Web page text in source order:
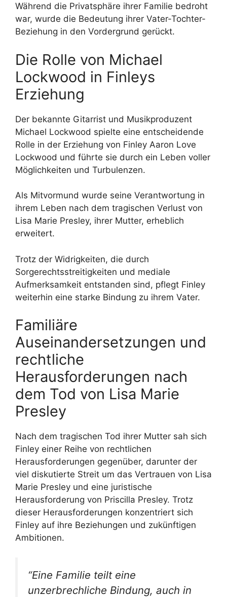
Während die Privatsphäre ihrer Familie bedroht
war, wurde die Bedeutung ihrer Vater-Tochter-
Beziehung in den Vordergrund gerückt.
Die Rolle von Michael
Lockwood in Finleys
Erziehung
Der bekannte Gitarrist und Musikproduzent
Michael Lockwood spielte eine entscheidende
Rolle in der Erziehung von Finley Aaron Love
Lockwood und führte sie durch ein Leben voller
Möglichkeiten und Turbulenzen.
Als Mitvormund wurde seine Verantwortung in
ihrem Leben nach dem tragischen Verlust von
Lisa Marie Presley, ihrer Mutter, erheblich
erweitert.
Trotz der Widrigkeiten, die durch
Sorgerechtsstreitigkeiten und mediale
Aufmerksamkeit entstanden sind, pflegt Finley
weiterhin eine starke Bindung zu ihrem Vater.
Familiäre
Auseinandersetzungen und
rechtliche
Herausforderungen nach
dem Tod von Lisa Marie
Presley
Nach dem tragischen Tod ihrer Mutter sah sich
Finley einer Reihe von rechtlichen
Herausforderungen gegenüber, darunter der
viel diskutierte Streit um das Vertrauen von Lisa
Marie Presley und eine juristische
Herausforderung von Priscilla Presley. Trotz
dieser Herausforderungen konzentriert sich
Finley auf ihre Beziehungen und zukünftigen
Ambitionen.
“Eine Familie teilt eine
unzerbrechliche Bindung, auch in